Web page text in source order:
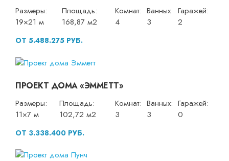
Размеры:
19×21 м
Площадь:
168,87 м2
Комнат:
4
Ванных:
3
Гаражей:
2
ОТ 5.488.275 РУБ.
ПРОЕКТ ДОМА «ЭММЕТТ»
Размеры:
11×7 м
Площадь:
102,72 м2
Комнат:
3
Ванных:
3
Гаражей:
0
ОТ 3.338.400 РУБ.